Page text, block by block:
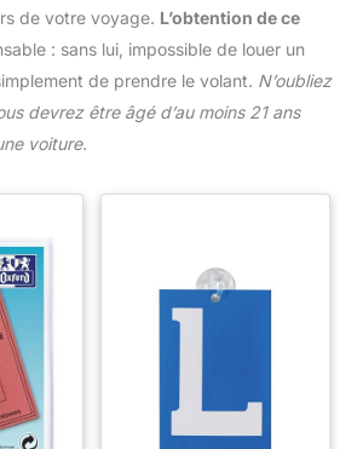
de votre voyage. L’obtention de ce
: sans lui, impossible de louer un
de prendre le volant. N’oubliez
devrez être âgé d’au moins 21 ans
voiture.